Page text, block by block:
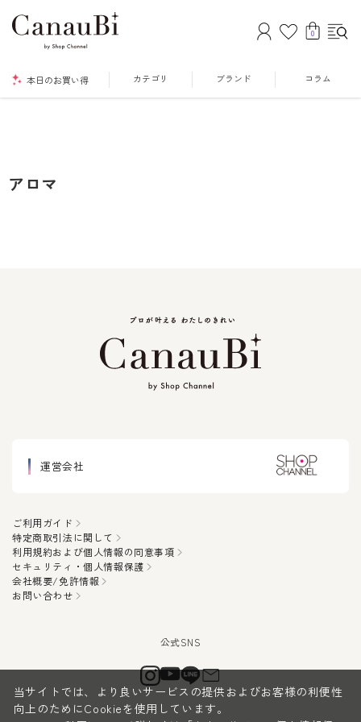
0
本日のお買い得 カテゴリ ブランド コラム
アロマ
運営会社
ご利用ガイド
特定商取引法に関して
利用規約および個人情報の同意事項
セキュリティ・個人情報保護
会社概要/免許情報
お問い合わせ
当サイトでは、より良いサービスの提供およびお客様の利便性
向上のためにCookieを使用しています。